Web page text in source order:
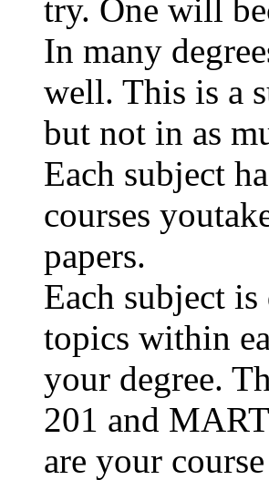
try. One will
In many
well. This is a
but not in as
Each subject
courses
papers.
Each subject
topics within
your degree.
201 and
are your